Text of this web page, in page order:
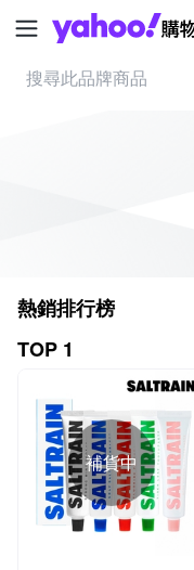
熱銷排行榜
TOP 1
補貨中